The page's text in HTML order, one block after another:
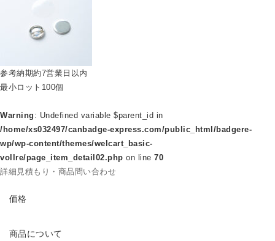
参考納期約7営業日以内
最小ロット 100個
Warning : Undefined variable $parent_id in
/home/xs032497/canbadge-express.com/public_html/badgere-
wp/wp-content/themes/welcart_basic-
vollre/page_item_detail02.php on line 70
詳細見積もり・商品問い合わせ
価格
商品について